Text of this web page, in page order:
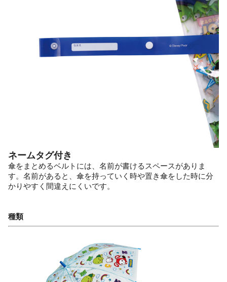
ネームタグ付き
傘をまとめるベルトには、名前が書けるスペースがありま
す。名前があると、傘を持っていく時や置き傘をした時に分
かりやすく間違えにくいです。
種類